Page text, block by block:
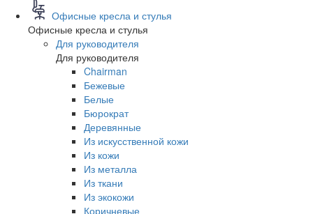
Офисные кресла и стулья
Офисные кресла и стулья
Для руководителя
Для руководителя
Chairman
Бежевые
Белые
Бюрократ
Деревянные
Из искусственной кожи
Из кожи
Из металла
Из ткани
Из экокожи
Коричневые